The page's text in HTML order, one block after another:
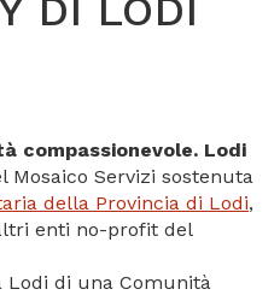
DI LODI
compassionevole. Lodi
Mosaico Servizi sostenuta
della Provincia di Lodi,
enti no-profit del
Lodi di una Comunità